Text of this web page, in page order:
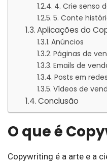
4. Crie senso
5. Conte
Aplicações do
Anúncios
Páginas de
Emails de
Posts em
Vídeos de
Conclusão
O que é
Copywriting é a arte e a